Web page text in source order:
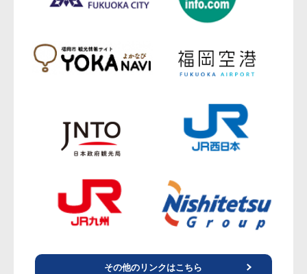
その他のリンクはこちら